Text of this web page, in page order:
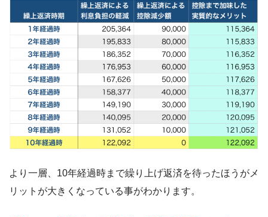
より一層、10年経過時まで繰り上げ返済を待ったほうがメ
リットが大きくなっている事がわかります。